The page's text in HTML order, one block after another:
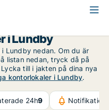
i Lundby
Lundby nedan. Om du är
listan nedan, tryck då på
till i jakten på dina nya
kontorlokaler i Lundby.
24h9